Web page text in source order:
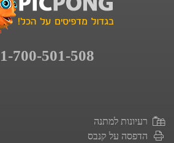
1-700-501-508
רעיונות למתנה
הדפסה על קנבס